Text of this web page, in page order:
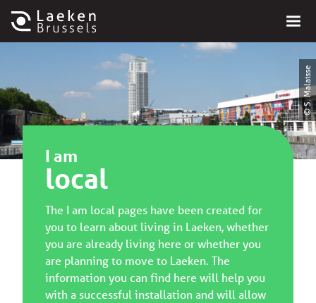
© S. Malaisse
I am
local
The I am local pages have been created for
you to learn about living in Laeken, whether
you are already living here or whether you
are planning to move to Laeken. The
information you can find here will help you
with a successful installation and will allow